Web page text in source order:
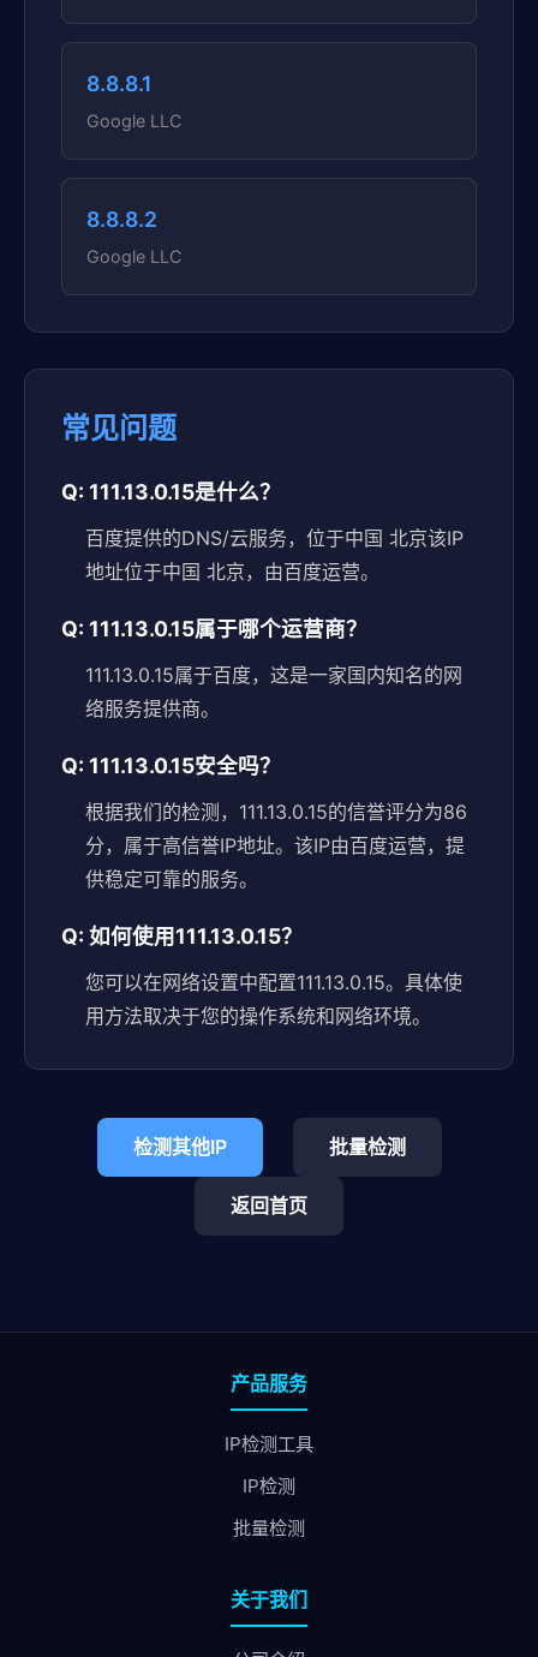
8.8.8.1
Google LLC
8.8.8.2
Google LLC
常见问题
Q: 111.13.0.15是什么？
百度提供的DNS/云服务，位于中国 北京该IP
地址位于中国 北京，由百度运营。
Q: 111.13.0.15属于哪个运营商？
111.13.0.15属于百度，这是一家国内知名的网
络服务提供商。
Q: 111.13.0.15安全吗？
根据我们的检测，111.13.0.15的信誉评分为86
分，属于高信誉IP地址。该IP由百度运营，提
供稳定可靠的服务。
Q: 如何使用111.13.0.15？
您可以在网络设置中配置111.13.0.15。具体使
用方法取决于您的操作系统和网络环境。
检测其他IP 批量检测
返回首页
产品服务
IP检测工具
IP检测
批量检测
关于我们